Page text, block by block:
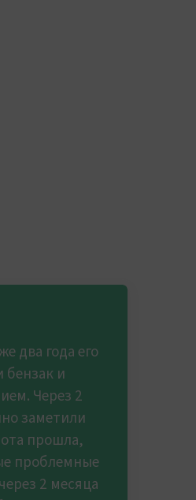
два года его
бензак и
Через 2
заметили
прошла,
проблемные
2 месяца